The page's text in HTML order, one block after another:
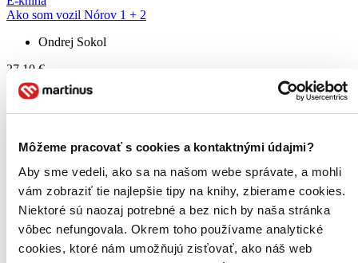
Môžeme pracovať s cookies a kontaktnými údajmi?
Aby sme vedeli, ako sa na našom webe správate, a mohli
vám zobraziť tie najlepšie tipy na knihy, zbierame cookies.
Niektoré sú naozaj potrebné a bez nich by naša stránka
vôbec nefungovala. Okrem toho používame analytické
cookies, ktoré nám umožňujú zisťovať, ako náš web
Ako som vozil Nórov 1 + 2
Ondrej Sokol
27,10 €
Adriána Tušanová
Veľmi milé príbehy zo života malého Matejka, ktoré vystihujú deň
nejedného malého šibala (a nejednej maminy ). Deťom aj mne sa
kniha veľmi páči a jej čítanie je u nás na každodennom poriadku.
Čítať viac